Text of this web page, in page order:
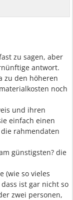
zu sagen, aber
antwort.
zu den höheren
noch
und ihren
einfach einen
rahmendaten
günstigsten? die
(wie so vieles
ist gar nicht so
zwei personen,